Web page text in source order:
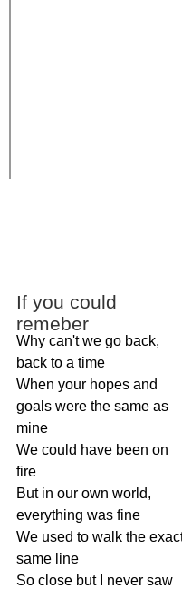
If you could
remeber
Why can't we go back,
back to a time
When your hopes and
goals were the same as
mine
We could have been on
fire
But in our own world,
everything was fine
We used to walk the
same line
So close but never saw